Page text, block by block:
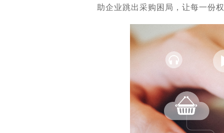
助企业跳出采购困局，让每一份